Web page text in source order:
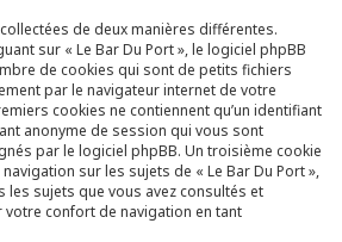
de deux manières différentes.
sur « Le Bar Du Port », le logiciel phpBB
de cookies qui sont de petits fichiers
par le navigateur internet de votre
cookies ne contiennent qu’un identifiant
anonyme de session qui vous sont
par le logiciel phpBB. Un troisième cookie
sur les sujets de « Le Bar Du Port »,
les sujets que vous avez consultés et
votre confort de navigation en tant